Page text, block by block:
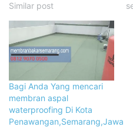
Similar post
Bagi Anda Yang mencari
membran aspal
waterproofing Di Kota
Penawangan,Semarang,Jawa